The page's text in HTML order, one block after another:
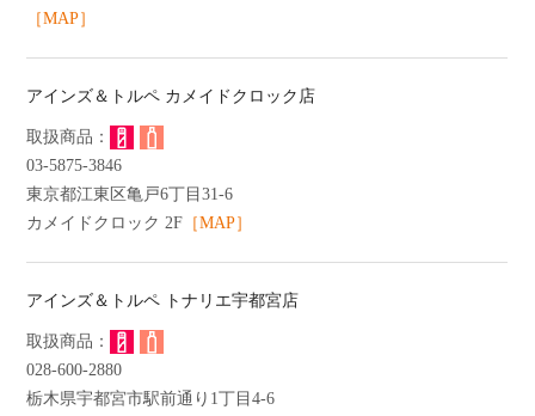
［MAP］
アインズ＆トルペ カメイドクロック店
03-5875-3846
東京都江東区亀戸6丁目31‐6
カメイドクロック 2F ［MAP］
アインズ＆トルペ トナリエ宇都宮店
028-600-2880
栃木県宇都宮市駅前通り1丁目4-6